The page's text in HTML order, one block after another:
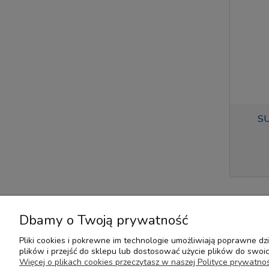
Pomoc Moje konto
Dbamy o Twoją prywatność
Pliki cookies i pokrewne im technologie umożliwiają poprawne
plików i przejść do sklepu lub dostosować użycie plików do
Więcej o plikach cookies przeczytasz w naszej Polityce